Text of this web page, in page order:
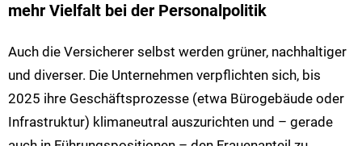
mehr Vielfalt bei der Personalpolitik
Auch die Versicherer selbst werden grüner, nachhaltiger
und diverser. Die Unternehmen verpflichten sich, bis
2025 ihre Geschäftsprozesse (etwa Bürogebäude oder
Infrastruktur) klimaneutral auszurichten und – gerade